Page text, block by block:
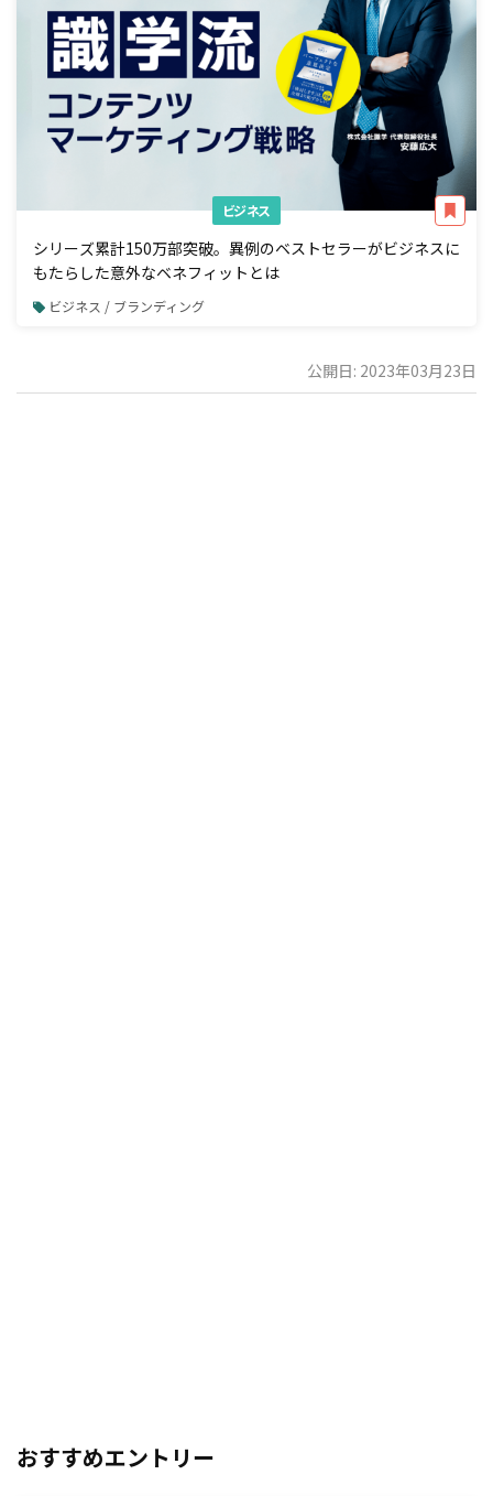
ビジネス
シリーズ累計150万部突破。異例のベストセラーがビジネスに
もたらした意外なベネフィットとは
ビジネス / ブランディング
公開日: 2023年03月23日
おすすめエントリー